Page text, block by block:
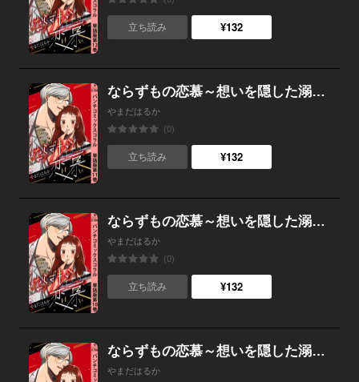
立ち読み ¥132
ならずもの恋慕～想いを隠した溺愛ヤクザ～ 単話版第11巻
やまだはるか
(0)
立ち読み ¥132
ならずもの恋慕～想いを隠した溺愛ヤクザ～ 単話版第10巻
やまだはるか
(0)
立ち読み ¥132
ならずもの恋慕～想いを隠した溺愛ヤクザ～ 単話版第9巻
やまだはるか